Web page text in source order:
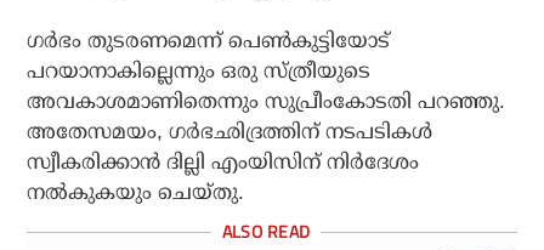
ഗര്‍ഭം തുടരണമെന്ന് പെണ്‍കുട്ടിയോട്
പറയാനാകില്ലെന്നും ഒരു സ്ത്രീയുടെ
അവകാശമാണിതെന്നും സുപ്രീംകോടതി പറഞ്ഞു.
അതേസമയം, ഗര്‍ഭഛിദ്രത്തിന് നടപടികള്‍
സ്വീകരിക്കാന്‍ ദില്ലി എംയിസിന് നിര്‍ദേശം
നല്‍കുകയും ചെയ്തു.